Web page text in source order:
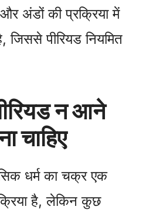
अंडों की प्रक्रिया में
जिससे पीरियड नियमित
न आने
चाहिए
धर्म का चक्र एक
है, लेकिन कुछ